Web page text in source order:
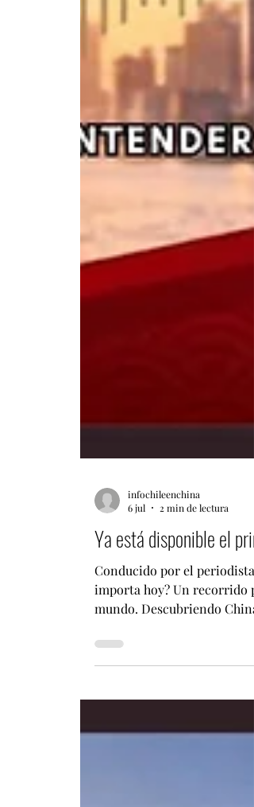
infochileenchina
Ya está disponible el
Conducido por el
importa hoy? Un recorrido